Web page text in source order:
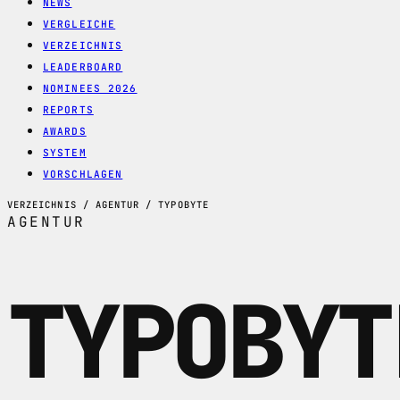
NEWS
VERGLEICHE
VERZEICHNIS
LEADERBOARD
NOMINEES 2026
REPORTS
AWARDS
SYSTEM
VORSCHLAGEN
VERZEICHNIS / AGENTUR / TYPOBYTE
AGENTUR